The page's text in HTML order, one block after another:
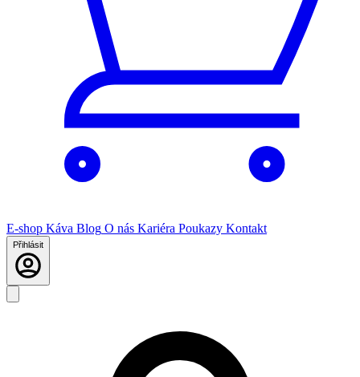
E-shop Káva Blog O nás Kariéra Poukazy Kontakt
Přihlásit